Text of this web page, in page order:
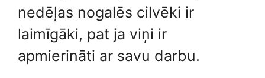
nedēļas nogalēs cilvēki ir
laimīgāki, pat ja viņi ir
apmierināti ar savu darbu.